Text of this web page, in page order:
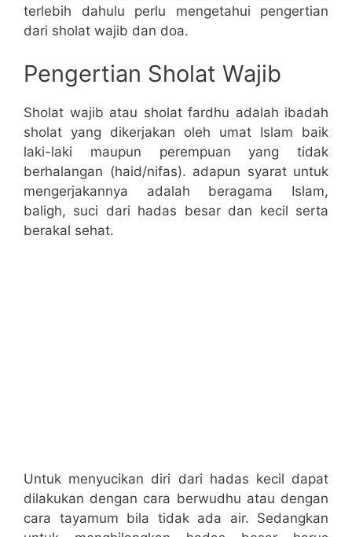
terlebih dahulu perlu mengetahui pengertian
dari sholat wajib dan doa.
Pengertian Sholat Wajib
Sholat wajib atau sholat fardhu adalah ibadah
sholat yang dikerjakan oleh umat Islam baik
laki-laki maupun perempuan yang tidak
berhalangan (haid/nifas). adapun syarat untuk
mengerjakannya adalah beragama Islam,
baligh, suci dari hadas besar dan kecil serta
berakal sehat.
Untuk menyucikan diri dari hadas kecil dapat
dilakukan dengan cara berwudhu atau dengan
cara tayamum bila tidak ada air. Sedangkan